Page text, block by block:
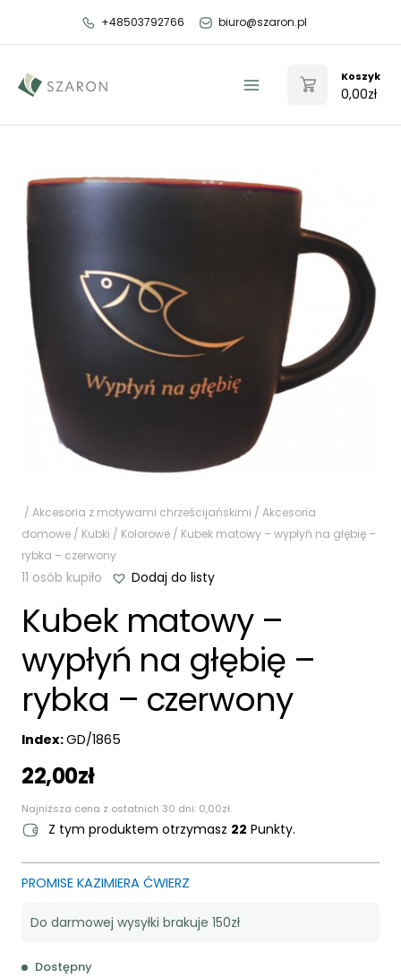
+48503792766 biuro@szaron.pl
Menu
Koszyk
0,00zł
/ Akcesoria z motywami chrześcijańskimi / Akcesoria
domowe / Kubki / Kolorowe / Kubek matowy – wypłyń na głębię –
rybka – czerwony
11 osób kupiło Dodaj do listy
Kubek matowy –
wypłyń na głębię –
rybka – czerwony
Index:GD/1865
22,00zł
Najniższa cena z ostatnich 30 dni: 0,00zł.
Z tym produktem otrzymasz 22 Punkty.
PROMISE KAZIMIERA ĆWIERZ
Do darmowej wysyłki brakuje 150zł
Dostępny